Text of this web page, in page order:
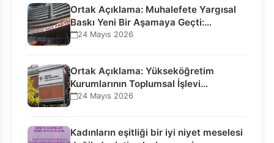
Ortak Açıklama: Muhalefete Yargısal
Baskı Yeni Bir Aşamaya Geçti:
Seçilmiş…
24 Mayıs 2026
Ortak Açıklama: Yükseköğretim
Kurumlarının Toplumsal İşlevi
Kurucularının Ticari Akıbetine
24 Mayıs 2026
Kadınların eşitliği bir iyi niyet meselesi